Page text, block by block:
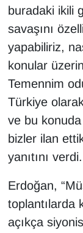
buradaki ikili
savaşını
yapabiliriz,
konular
Temennim
Türkiye
ve bu
bizler ilan
yanıtını verdi.
Erdoğan,
toplantılarda
açıkça